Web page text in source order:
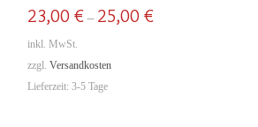
5.00von 5
23,00 € – 25,00 €
inkl. MwSt.
zzgl. Versandkosten
Lieferzeit: 3-5 Tage